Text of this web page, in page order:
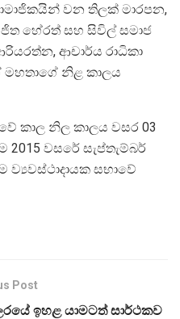
වන තිලක් මාරපන,
හේරත් සහ සිවිල් සමාජ
ආචාර්ය රාධිකා
මහතාගේ නිළ කාලය
කාල‍ නිල කාලය වසර 03
වසරේ සැප්තැම්බර්
සභාවේ
Post
ඉහළ යාමටත් සාර්ථකව